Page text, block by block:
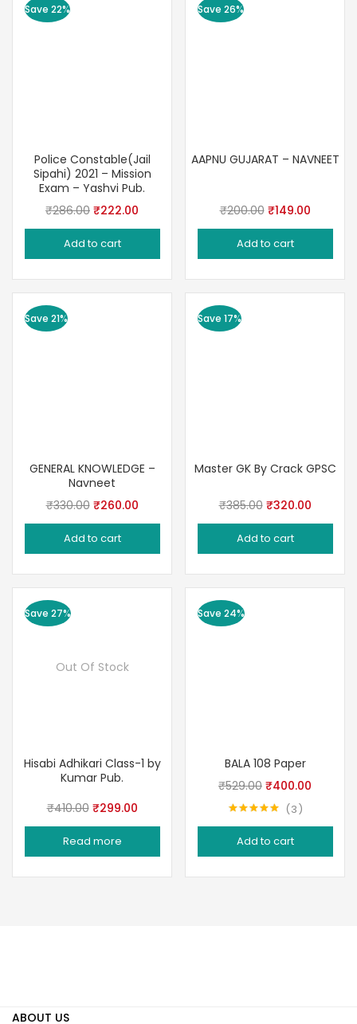
Save 22%
Police Constable(Jail
Sipahi) 2021 – Mission
Exam – Yashvi Pub.
₹286.00 Original
price
was:
₹222.00
price
Add to cart
Save 26%
AAPNU GUJARAT – NAVNEET
₹200.00 Original
price
was:
₹149.00Current
price
Add to cart
Save 21%
GENERAL KNOWLEDGE –
Navneet
₹330.00 Original
price
was:
₹260.00Current
price
Add to cart
Save 17%
Master GK By Crack GPSC
₹385.00 Original
price
was:
₹320.00Current
price
Add to cart
Save 27%
Out Of Stock
Hisabi Adhikari Class-1 by
Kumar Pub.
₹410.00 Original
price
was:
₹299.00Current
price
Read more
Save 24%
BALA 108 Paper
₹529.00 Original
price
was:
₹529.00.
₹400.00
is:
3
Add to cart
ABOUT US